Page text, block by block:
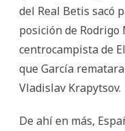
del Real Betis sacó
posición de
centrocampista de
que García
Vladislav Krapytsov.
De ahí en más,